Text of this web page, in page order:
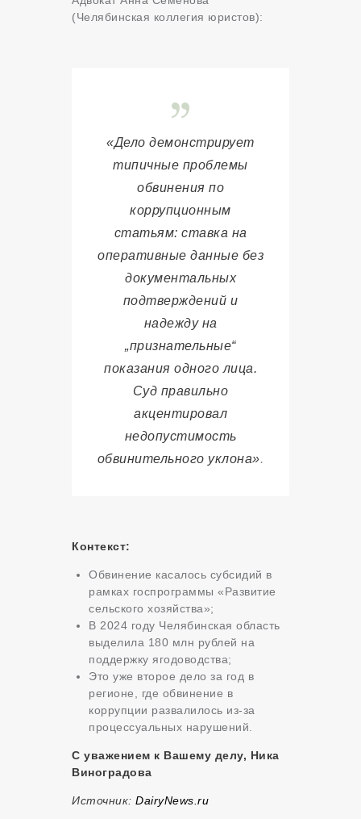
(Челябинская коллегия юристов):
«Дело демонстрирует
типичные проблемы
обвинения по
коррупционным
статьям: ставка на
оперативные данные без
документальных
подтверждений и
надежду на
„признательные“
показания одного лица.
Суд правильно
акцентировал
недопустимость
обвинительного уклона».
Контекст:
Обвинение касалось субсидий в
рамках госпрограммы «Развитие
сельского хозяйства»;
В 2024 году Челябинская область
выделила 180 млн рублей на
поддержку ягодоводства;
Это уже второе дело за год в
регионе, где обвинение в
коррупции развалилось из-за
процессуальных нарушений.
С уважением к Вашему делу, Ника
Виноградова
Источник: DairyNews.ru